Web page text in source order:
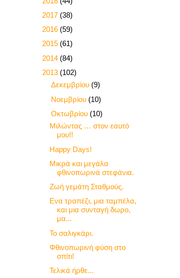
2017 (38)
2016 (59)
2015 (61)
2014 (84)
2013 (102)
Δεκεμβρίου (9)
Νοεμβρίου (10)
Οκτωβρίου (10)
Μιλώντας … στον εαυτό
μου!!
Happy Days!
Μικρά και μεγάλα
φθινοπωρινά στεφάνια.
Ζωή γεμάτη Σταθμούς.
Ενα τραπέζι, μια ταμπέλα,
και μια συνταγή δωρο,
μα...
Το σαλιγκάρι.
Φθινοπωρινή φύση στο
σπίτι!
Τελικά ήρθε...